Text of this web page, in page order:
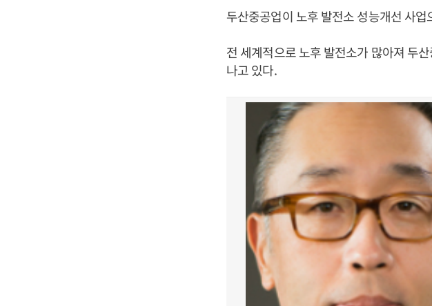
두산중공업이 노후 발전소 성능개선 사
전 세계적으로 노후 발전소가 많아져 두
나고 있다.